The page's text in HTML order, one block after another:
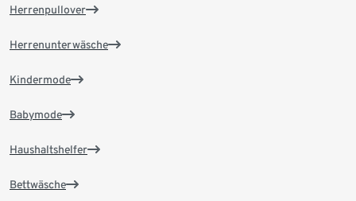
Herrenpullover
Herrenunterwäsche
Kindermode
Babymode
Haushaltshelfer
Bettwäsche